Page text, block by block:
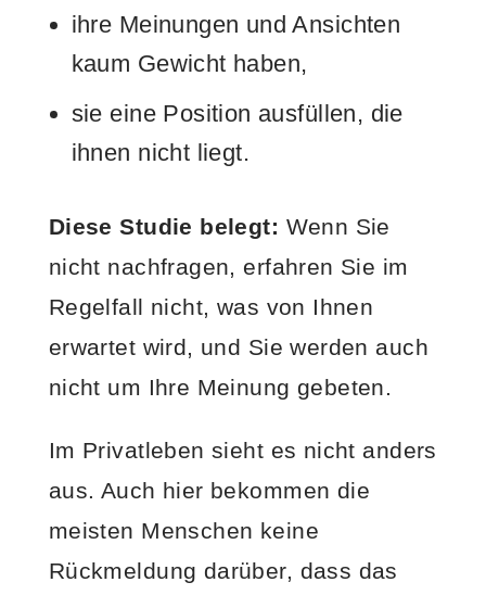
ihre Meinungen und Ansichten
kaum Gewicht haben,
sie eine Position ausfüllen, die
ihnen nicht liegt.
Diese Studie belegt: Wenn Sie
nicht nachfragen, erfahren Sie im
Regelfall nicht, was von Ihnen
erwartet wird, und Sie werden auch
nicht um Ihre Meinung gebeten.
Im Privatleben sieht es nicht anders
aus. Auch hier bekommen die
meisten Menschen keine
Rückmeldung darüber, dass das